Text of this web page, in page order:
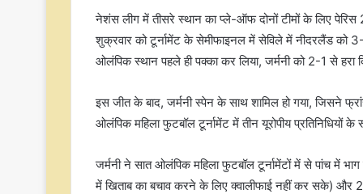
नेशंस लीग में तीसरे स्थान का प्ले-ऑफ दोनों टीमों के लिए
शुक्रवार को टूर्नामेंट के सेमीफाइनल में सेविले में नीदरलैंड को
ओलंपिक स्थान पहले ही पक्का कर लिया, जर्मनी को 2-1 से हरा
इस जीत के बाद, जर्मनी स्पेन के साथ शामिल हो गया, जिसने
ओलंपिक महिला फुटबॉल टूर्नामेंट में तीन यूरोपीय प्रतिनिधियों के
जर्मनी ने सात ओलंपिक महिला फुटबॉल टूर्नामेंटों में से पांच में
में खिताब का बचाव करने के लिए क्वालीफाई नहीं कर सके)